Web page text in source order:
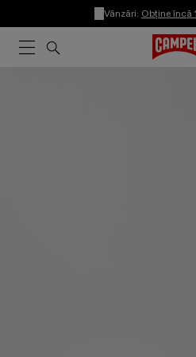
Vânzări: Obține încă